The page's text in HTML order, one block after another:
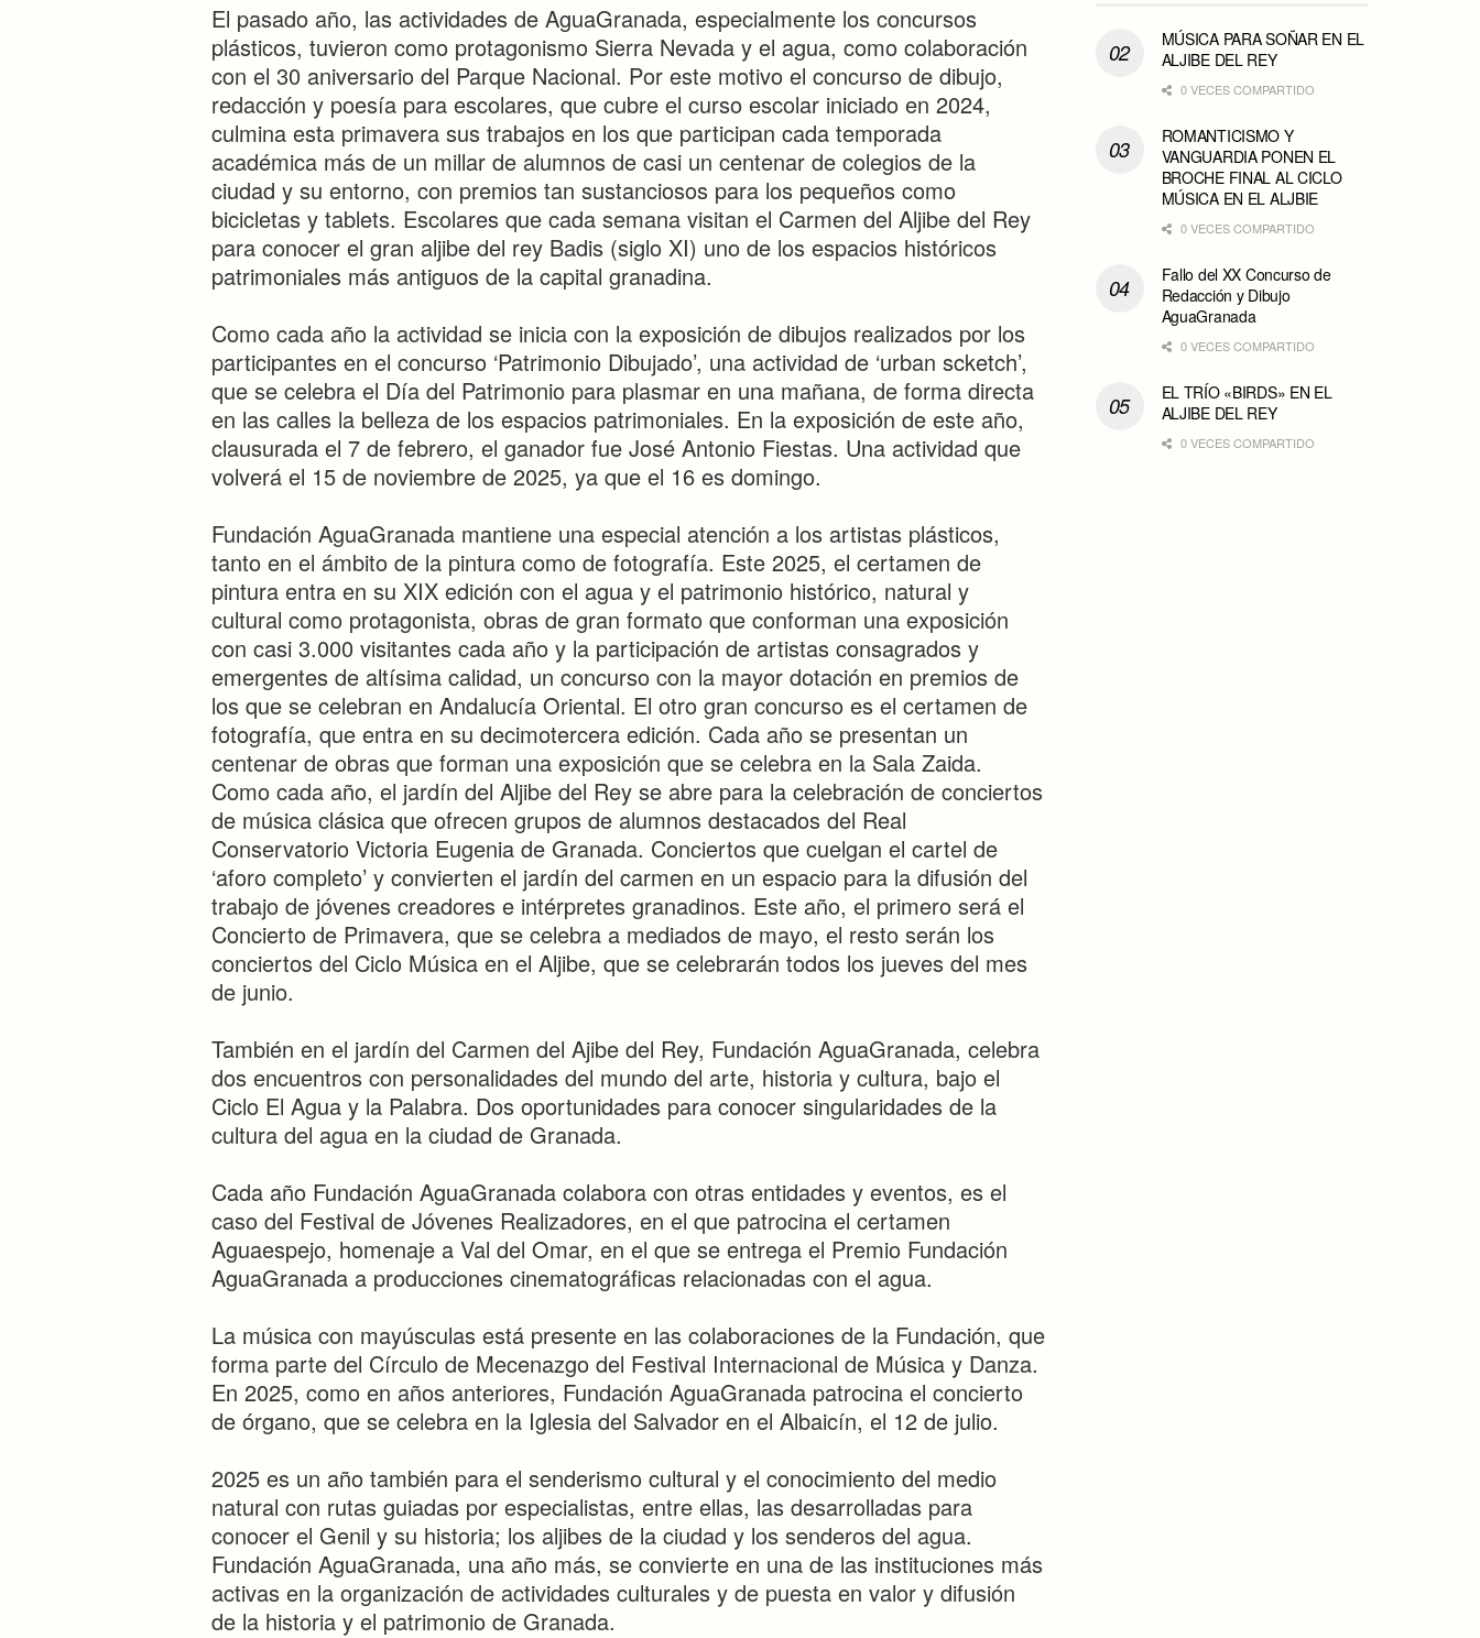
El pasado año, las actividades de AguaGranada, especialmente los concursos
plásticos, tuvieron como protagonismo Sierra Nevada y el agua, como colaboración
con el 30 aniversario del Parque Nacional. Por este motivo el concurso de dibujo,
redacción y poesía para escolares, que cubre el curso escolar iniciado en 2024,
culmina esta primavera sus trabajos en los que participan cada temporada
académica más de un millar de alumnos de casi un centenar de colegios de la
ciudad y su entorno, con premios tan sustanciosos para los pequeños como
bicicletas y tablets. Escolares que cada semana visitan el Carmen del Aljibe del Rey
para conocer el gran aljibe del rey Badis (siglo XI) uno de los espacios históricos
patrimoniales más antiguos de la capital granadina.
Como cada año la actividad se inicia con la exposición de dibujos realizados por los
participantes en el concurso ‘Patrimonio Dibujado’, una actividad de ‘urban scketch’,
que se celebra el Día del Patrimonio para plasmar en una mañana, de forma directa
en las calles la belleza de los espacios patrimoniales. En la exposición de este año,
clausurada el 7 de febrero, el ganador fue José Antonio Fiestas. Una actividad que
volverá el 15 de noviembre de 2025, ya que el 16 es domingo.
Fundación AguaGranada mantiene una especial atención a los artistas plásticos,
tanto en el ámbito de la pintura como de fotografía. Este 2025, el certamen de
pintura entra en su XIX edición con el agua y el patrimonio histórico, natural y
cultural como protagonista, obras de gran formato que conforman una exposición
con casi 3.000 visitantes cada año y la participación de artistas consagrados y
emergentes de altísima calidad, un concurso con la mayor dotación en premios de
los que se celebran en Andalucía Oriental. El otro gran concurso es el certamen de
fotografía, que entra en su decimotercera edición. Cada año se presentan un
centenar de obras que forman una exposición que se celebra en la Sala Zaida.
Como cada año, el jardín del Aljibe del Rey se abre para la celebración de conciertos
de música clásica que ofrecen grupos de alumnos destacados del Real
Conservatorio Victoria Eugenia de Granada. Conciertos que cuelgan el cartel de
‘aforo completo’ y convierten el jardín del carmen en un espacio para la difusión del
trabajo de jóvenes creadores e intérpretes granadinos. Este año, el primero será el
Concierto de Primavera, que se celebra a mediados de mayo, el resto serán los
conciertos del Ciclo Música en el Aljibe, que se celebrarán todos los jueves del mes
de junio.
También en el jardín del Carmen del Ajibe del Rey, Fundación AguaGranada, celebra
dos encuentros con personalidades del mundo del arte, historia y cultura, bajo el
Ciclo El Agua y la Palabra. Dos oportunidades para conocer singularidades de la
cultura del agua en la ciudad de Granada.
Cada año Fundación AguaGranada colabora con otras entidades y eventos, es el
caso del Festival de Jóvenes Realizadores, en el que patrocina el certamen
Aguaespejo, homenaje a Val del Omar, en el que se entrega el Premio Fundación
AguaGranada a producciones cinematográficas relacionadas con el agua.
La música con mayúsculas está presente en las colaboraciones de la Fundación, que
forma parte del Círculo de Mecenazgo del Festival Internacional de Música y Danza.
En 2025, como en años anteriores, Fundación AguaGranada patrocina el concierto
de órgano, que se celebra en la Iglesia del Salvador en el Albaicín, el 12 de julio.
2025 es un año también para el senderismo cultural y el conocimiento del medio
natural con rutas guiadas por especialistas, entre ellas, las desarrolladas para
conocer el Genil y su historia; los aljibes de la ciudad y los senderos del agua.
Fundación AguaGranada, una año más, se convierte en una de las instituciones más
activas en la organización de actividades culturales y de puesta en valor y difusión
de la historia y el patrimonio de Granada.
MÚSICA PARA SOÑAR EN EL
ALJIBE DEL REY
0 VECES COMPARTIDO
ROMANTICISMO Y
VANGUARDIA PONEN EL
BROCHE FINAL AL CICLO
MÚSICA EN EL ALJBIE
0 VECES COMPARTIDO
Fallo del XX Concurso de
Redacción y Dibujo
AguaGranada
0 VECES COMPARTIDO
EL TRÍO «BIRDS» EN EL
ALJIBE DEL REY
0 VECES COMPARTIDO